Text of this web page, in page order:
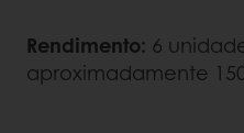
Rendimento: 6
aproximadamente